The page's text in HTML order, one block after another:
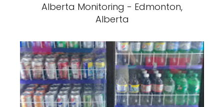
Alberta Monitoring - Edmonton,
Alberta